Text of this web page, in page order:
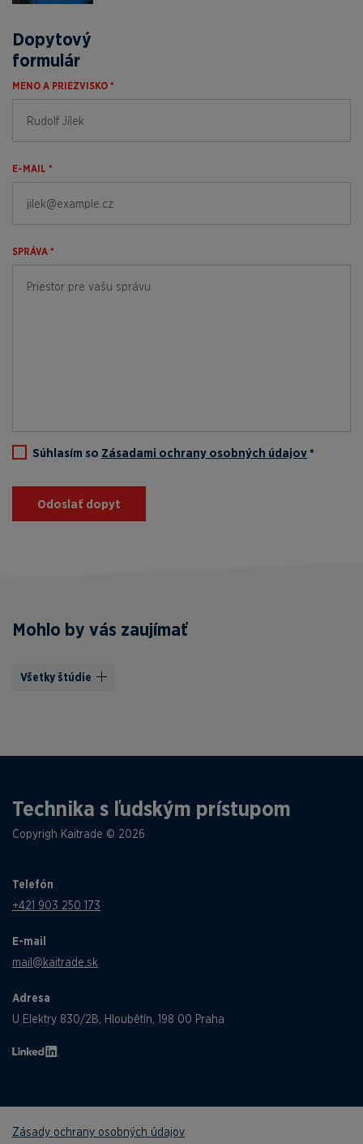
Dopytový
formulár
MENO A PRIEZVISKO *
E-MAIL *
SPRÁVA *
Súhlasím so Zásadami ochrany osobných údajov *
Odoslať dopyt
Mohlo by vás zaujímať
Všetky štúdie
Technika s ľudským prístupom
Copyrigh Kaitrade © 2026
Telefón
+421 903 250 173
E-mail
mail@kaitrade.sk
Adresa
U Elektry 830/2B, Hloubětín, 198 00 Praha
Zásady ochrany osobných údajov